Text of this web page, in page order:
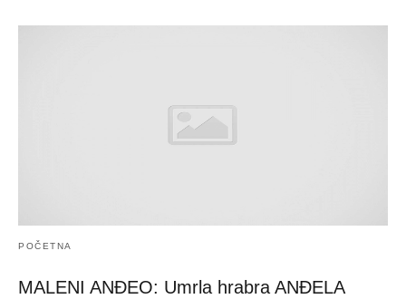
POČETNA
MALENI ANĐEO: Umrla hrabra ANĐELA